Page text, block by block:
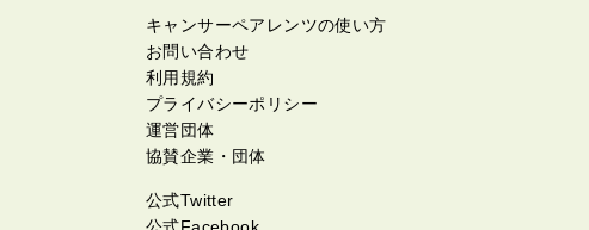
キャンサーペアレンツの使い方
お問い合わせ
利用規約
プライバシーポリシー
運営団体
協賛企業・団体
公式Twitter